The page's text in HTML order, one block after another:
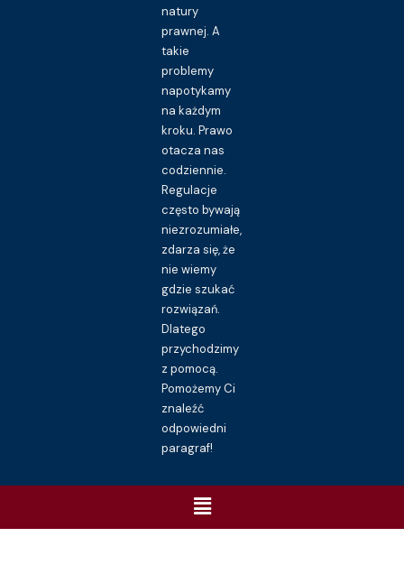
natury
prawnej. A
takie
problemy
napotykamy
na każdym
kroku. Prawo
otacza nas
codziennie.
Regulacje
często bywają
niezrozumiałe,
zdarza się, że
nie wiemy
gdzie szukać
rozwiązań.
Dlatego
przychodzimy
z pomocą.
Pomożemy Ci
znaleźć
odpowiedni
paragraf!
Menu